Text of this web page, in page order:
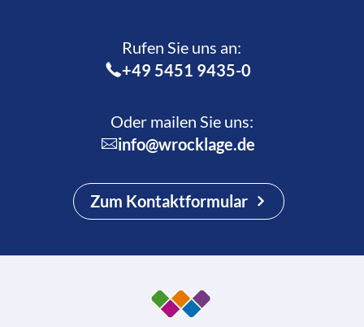
Rufen Sie uns an:­
+49 5451 9435-0
Oder mailen Sie uns:
info@wrocklage.de
Zum Kontaktformular